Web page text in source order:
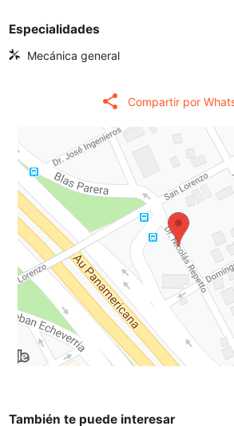
share Compartir por
Especialidades
Mecánica general
También te puede interesar